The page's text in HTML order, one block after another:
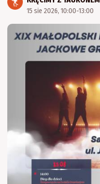
15 sie 2026, 10:00-13:00